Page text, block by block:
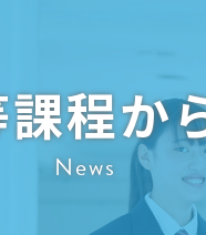
程か
News